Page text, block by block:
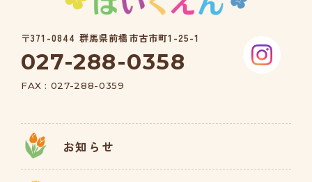
〒371-0844 群馬県前橋市古市町1-25-1
027-288-0358
FAX : 027-288-0359
お知らせ